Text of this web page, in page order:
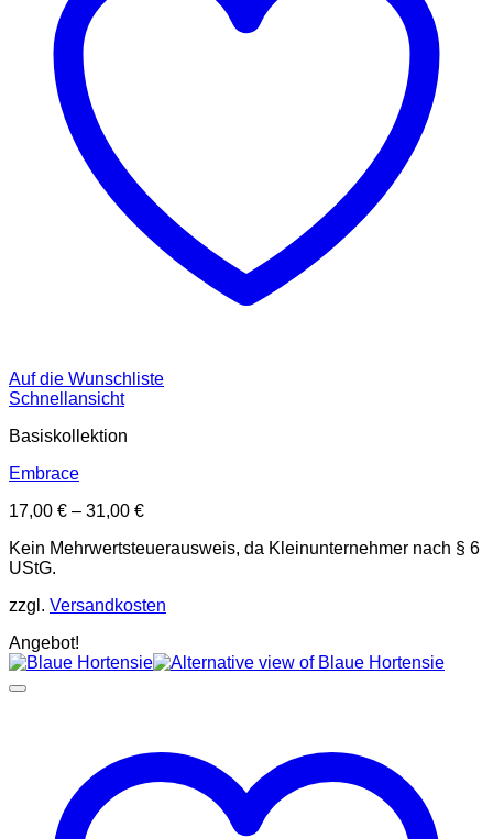
Auf die Wunschliste
Schnellansicht
Basiskollektion
Embrace
17,00 € – 31,00 €
Kein Mehrwertsteuerausweis, da Kleinunternehmer nach § 6
UStG.
zzgl. Versandkosten
Angebot!